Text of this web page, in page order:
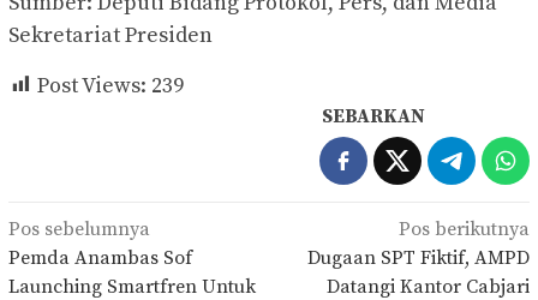
Sekretariat Presiden
Post Views: 239
SEBARKAN
Navigasi
pos
Pos sebelumnya
Pemda Anambas Sof
Launching Smartfren Untuk
Pos berikutnya
Dugaan SPT Fiktif, AMPD
Datangi Kantor Cabjari